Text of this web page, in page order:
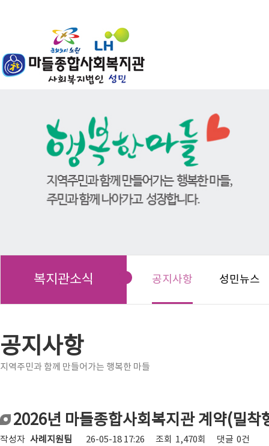
복지관소식 공지사항 성민뉴스
공지사항
지역주민과 함께 만들어가는 행복한 마들
2026년 마들종합사회복지관 계약(밀
작성자 사례지원팀 26-05-18 17:26 조회 1,470회 댓글 0건